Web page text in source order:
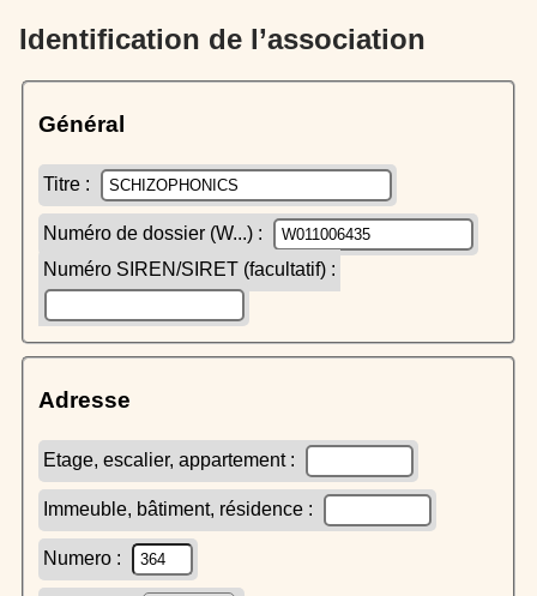
Identification de l’association
Général
Titre :
Numéro de dossier (W...) :
Numéro SIREN/SIRET (facultatif) :
Adresse
Etage, escalier, appartement :
Immeuble, bâtiment, résidence :
Numero :